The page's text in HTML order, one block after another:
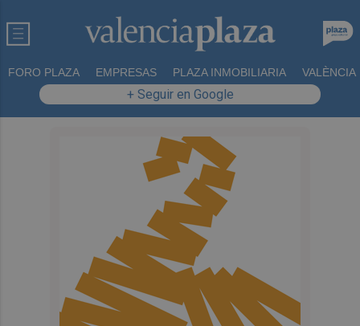
FORO PLAZA EMPRESAS PLAZA INMOBILIARIA VALÈNCIA
+ Seguir en Google